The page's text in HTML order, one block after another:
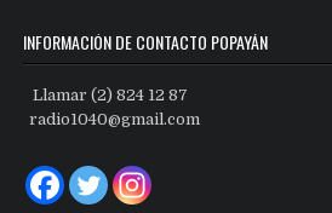
INFORMACIÓN DE CONTACTO POPAYÁN
Llamar (2) 824 12 87
radio1040@gmail.com